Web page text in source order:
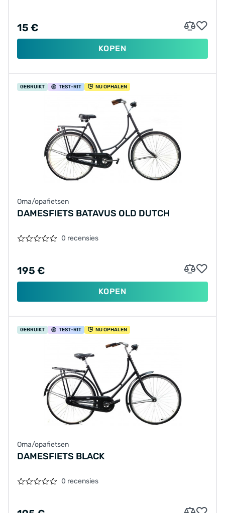
15 €
KOPEN
GEBRUIKT TEST-RIT NU OPHALEN
Oma/opafietsen
DAMESFIETS BATAVUS OLD DUTCH
0 recensies
195 €
KOPEN
GEBRUIKT TEST-RIT NU OPHALEN
Oma/opafietsen
DAMESFIETS BLACK
0 recensies